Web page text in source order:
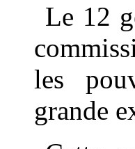
Le 12
les
grande